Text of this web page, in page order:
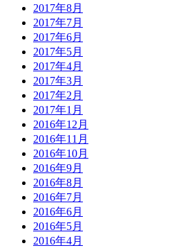
2017年8月
2017年7月
2017年6月
2017年5月
2017年4月
2017年3月
2017年2月
2017年1月
2016年12月
2016年11月
2016年10月
2016年9月
2016年8月
2016年7月
2016年6月
2016年5月
2016年4月